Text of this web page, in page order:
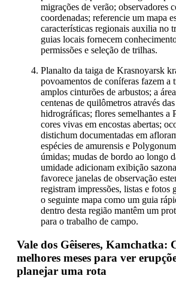
migrações de verão; observadores
coordenadas; referencie um mapa
características regionais auxilia no
guias locais fornecem
permissões e seleção de trilhas.
Planalto da taiga de Krasnoyarsk
povoamentos de coníferas fazem a
amplos cinturões de arbustos; a
centenas de quilômetros através
hidrográficas; flores semelhantes a
cores vivas em encostas abertas;
distichum documentadas em
espécies de amurensis e
úmidas; mudas de bordo ao longo
umidade adicionam exibição
favorece janelas de observação
registram impressões, listas e fotos
o seguinte mapa como um guia
dentro desta região mantêm um
para o trabalho de campo.
Vale dos Gêiseres, Kamchatka:
melhores meses para ver
planejar uma rota